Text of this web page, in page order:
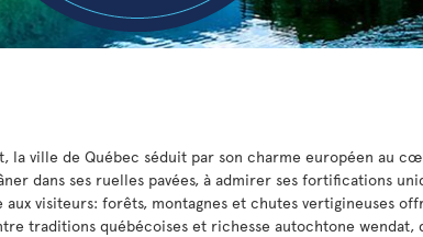
la ville de Québec séduit par son charme européen au
dans ses ruelles pavées, à admirer ses fortifications
visiteurs: forêts, montagnes et chutes vertigineuses
traditions québécoises et richesse autochtone